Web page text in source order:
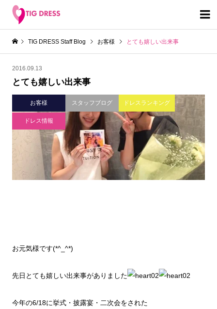

TIG DRESS Staff Blog お客様 とても嬉しい出来事
2016.09.13
とても嬉しい出来事
お客様 スタッフブログ ドレスランキング
ドレス情報
お元気様です(*^_^*)
先日とても嬉しい出来事がありました
今年の6/18に挙式・披露宴・二次会をされた